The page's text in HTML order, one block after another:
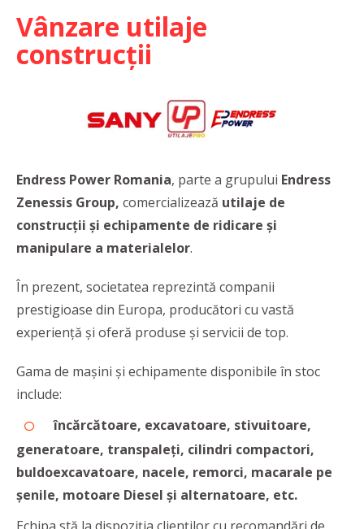
Vânzare utilaje
construcții
Endress Power Romania, parte a grupului Endress
Zenessis Group, comercializează utilaje de
construcții și echipamente de ridicare și
manipulare a materialelor.
În prezent, societatea reprezintă companii
prestigioase din Europa, producători cu vastă
experiență și oferă produse și servicii de top.
Gama de mașini și echipamente disponibile în stoc
include:
încărcătoare, excavatoare, stivuitoare,
generatoare, transpaleți, cilindri compactori,
buldoexcavatoare, nacele, remorci, macarale pe
șenile, motoare Diesel și alternatoare, etc.